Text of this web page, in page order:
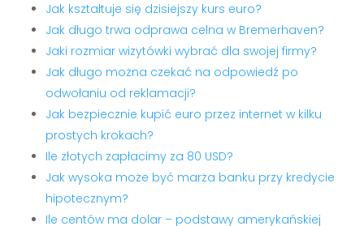
Jak kształtuje się dzisiejszy kurs euro?
Jak długo trwa odprawa celna w Bremerhaven?
Jaki rozmiar wizytówki wybrać dla swojej firmy?
Jak długo można czekać na odpowiedź po
odwołaniu od reklamacji?
Jak bezpiecznie kupić euro przez internet w kilku
prostych krokach?
Ile złotych zapłacimy za 80 USD?
Jak wysoka może być marża banku przy kredycie
hipotecznym?
Ile centów ma dolar – podstawy amerykańskiej